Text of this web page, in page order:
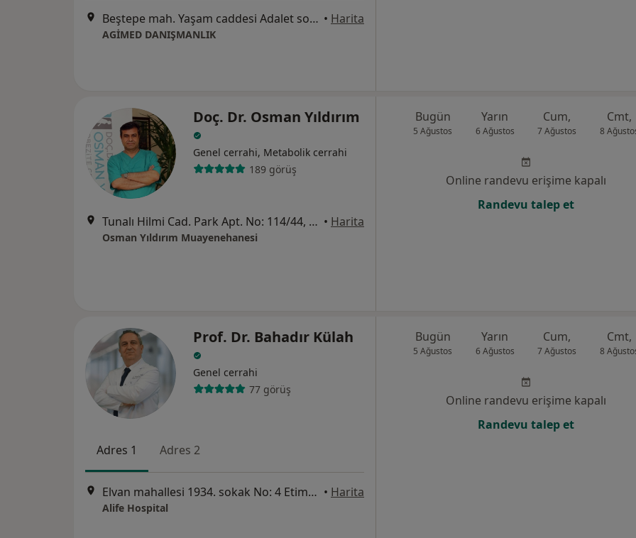
Beştepe mah. Yaşam caddesi Adalet sokak, Ankara • Harita
AGİMED DANIŞMANLIK
Doç. Dr. Osman Yıldırım
Genel cerrahi, Metabolik cerrahi
189 görüş
Tunalı Hilmi Cad. Park Apt. No: 114/44, Ankara • Harita
Osman Yıldırım Muayenehanesi
Bugün
5 Ağustos
Yarın
6 Ağustos
Cum,
7 Ağustos
Cmt,
8
Online randevu erişime kapalı
Randevu talep et
Prof. Dr. Bahadır Külah
Genel cerrahi
77 görüş
Adres 1 Adres 2
Elvan mahallesi 1934. sokak No: 4 Etimesgut, Altındağ • Harita
Alife Hospital
Bugün
5 Ağustos
Yarın
6 Ağustos
Cum,
7 Ağustos
Cmt,
8
Online randevu erişime kapalı
Randevu talep et